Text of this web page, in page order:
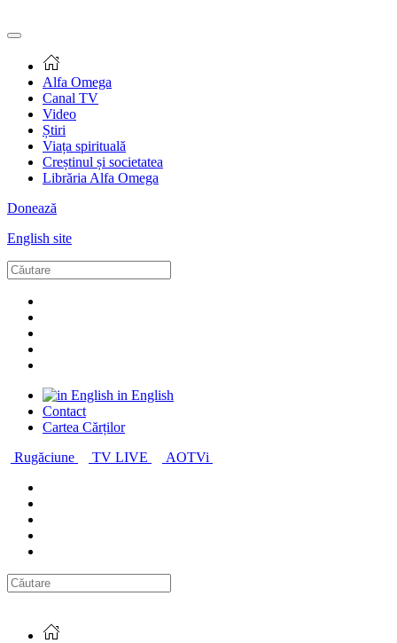
Alfa Omega
Canal TV
Video
Știri
Viața spirituală
Creștinul și societatea
Librăria Alfa Omega
Donează
English site
in English
Contact
Cartea Cărților
Rugăciune
TV LIVE AOTVi